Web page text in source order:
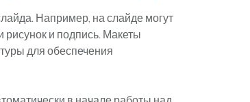
Например, на слайде могут
рисунок и подпись. Макеты
для обеспечения